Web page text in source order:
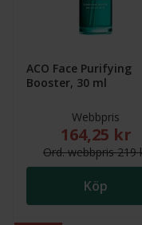
ACO Face Purifying
Booster, 30 ml
Webbpris
Nytt
164,25 kr
Ord.webbpris219
Köp